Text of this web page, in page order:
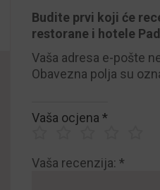
Budite prvi koji će
restorane i hotele
Vaša adresa e-pošte
Obavezna polja su
Vaša ocjena *
Vaša recenzija: *